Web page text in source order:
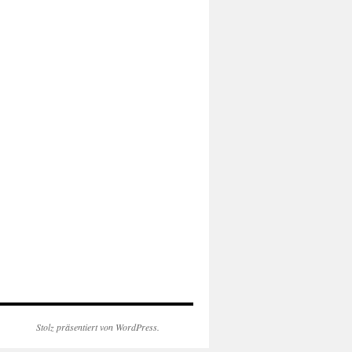
Stolz präsentiert von WordPress.